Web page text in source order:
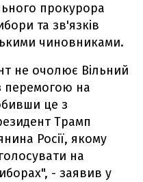
прокурора
та зв'язків
чиновниками.
не очолює Вільний
перемогою на
це з
Трамп
Росії, якому
на
- заявив у